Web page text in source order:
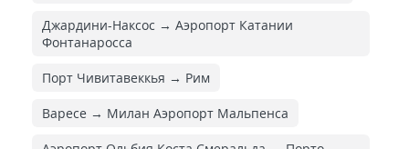
Джардини-Наксос → Аэропорт Катании
Фонтанаросса
Порт Чивитавеккья → Рим
Варесе → Милан Аэропорт Мальпенса